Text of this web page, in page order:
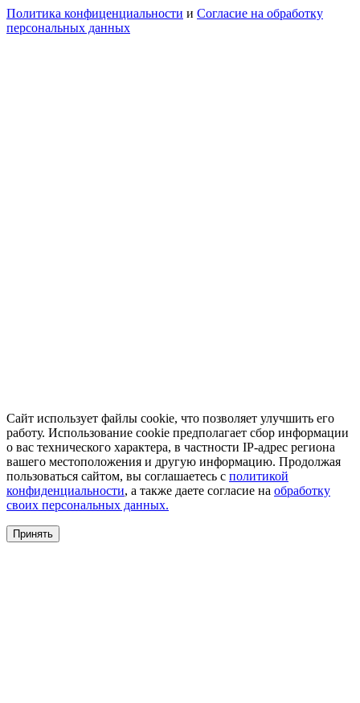
Политика конфиценциальности и Согласие на обработку
персональных данных
Сайт использует файлы cookie, что позволяет улучшить его
работу. Использование cookie предполагает сбор информации
о вас технического характера, в частности IP-адрес региона
вашего местоположения и другую информацию. Продолжая
пользоваться сайтом, вы соглашаетесь с политикой
конфиденциальности, а также даете согласие на обработку
своих персональных данных.
Принять